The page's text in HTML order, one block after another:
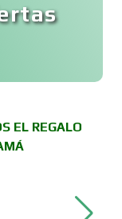
EL REGALO